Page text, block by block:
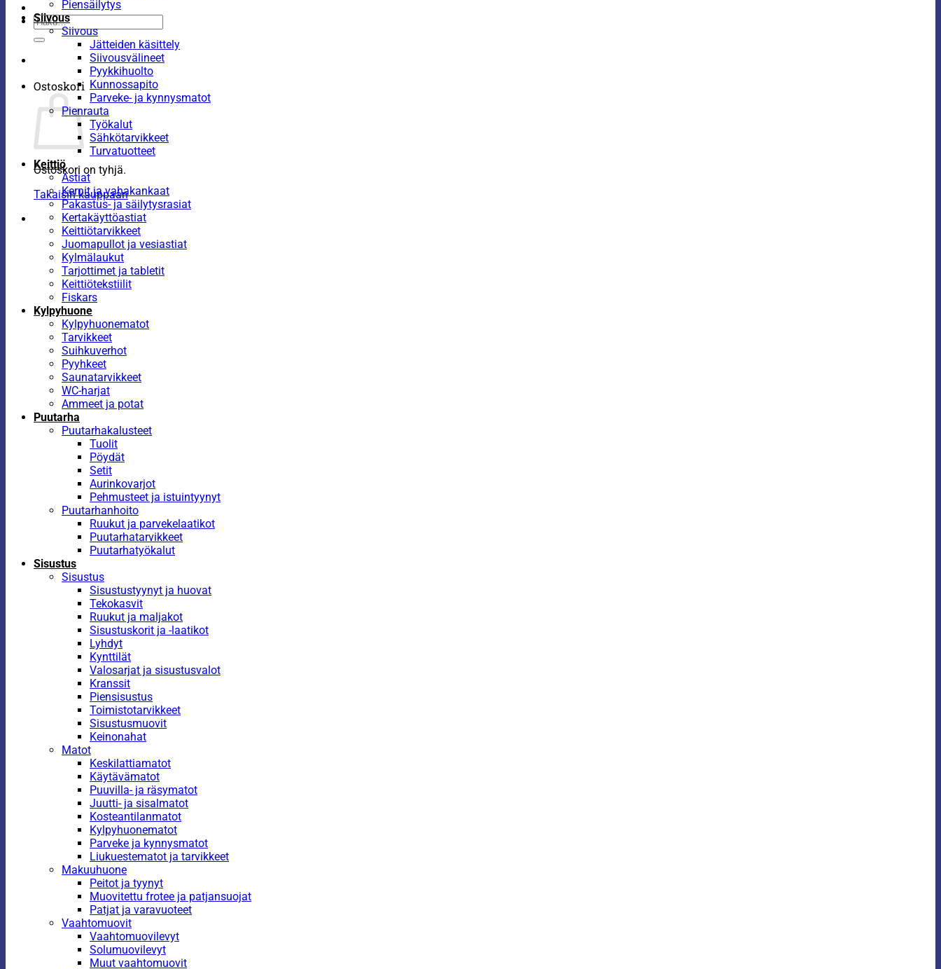
Etsi:
Ostoskori
Ostoskori on tyhjä.
Takaisin kauppaan
Piensäilytys
Siivous
Siivous
Jätteiden käsittely
Siivousvälineet
Pyykkihuolto
Kunnossapito
Parveke- ja kynnysmatot
Pienrauta
Työkalut
Sähkötarvikkeet
Turvatuotteet
Keittiö
Astiat
Kernit ja vahakankaat
Pakastus- ja säilytysrasiat
Kertakäyttöastiat
Keittiötarvikkeet
Juomapullot ja vesiastiat
Kylmälaukut
Tarjottimet ja tabletit
Keittiötekstiilit
Fiskars
Kylpyhuone
Kylpyhuonematot
Tarvikkeet
Suihkuverhot
Pyyhkeet
Saunatarvikkeet
WC-harjat
Ammeet ja potat
Puutarha
Puutarhakalusteet
Tuolit
Pöydät
Setit
Aurinkovarjot
Pehmusteet ja istuintyynyt
Puutarhanhoito
Ruukut ja parvekelaatikot
Puutarhatarvikkeet
Puutarhatyökalut
Sisustus
Sisustus
Sisustustyynyt ja huovat
Tekokasvit
Ruukut ja maljakot
Sisustuskorit ja -laatikot
Lyhdyt
Kynttilät
Valosarjat ja sisustusvalot
Kranssit
Piensisustus
Toimistotarvikkeet
Sisustusmuovit
Keinonahat
Matot
Keskilattiamatot
Käytävämatot
Puuvilla- ja räsymatot
Juutti- ja sisalmatot
Kosteantilanmatot
Kylpyhuonematot
Parveke ja kynnysmatot
Liukuestematot ja tarvikkeet
Makuuhuone
Peitot ja tyynyt
Muovitettu frotee ja patjansuojat
Patjat ja varavuoteet
Vaahtomuovit
Vaahtomuovilevyt
Solumuovilevyt
Muut vaahtomuovit